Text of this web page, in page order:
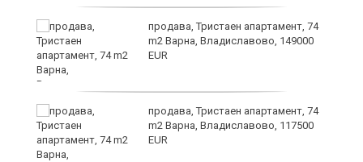
продава, Тристаен апартамент, 74
m2 Варна, Владиславово, 149000
EUR
продава, Тристаен апартамент, 74
m2 Варна, Владиславово, 117500
EUR